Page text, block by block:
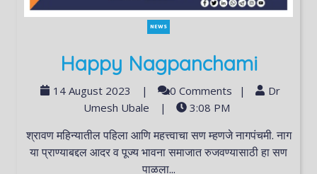
NEWS
Happy Nagpanchami
14 August 2023 | 0 Comments |
Dr
Umesh Ubale
| 3:08 PM
श्रावण महिन्यातील पहिला आणि महत्त्वाचा सण म्हणजे नागपंचमी. नाग
या प्राण्याबद्दल आदर व पूज्य भावना समाजात रुजवण्यासाठी हा सण
पाळला...